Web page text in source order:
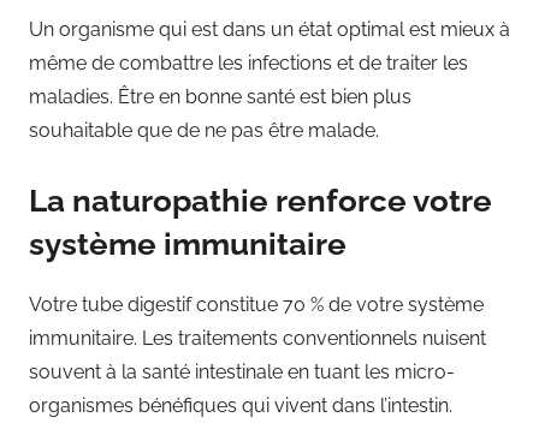
Un organisme qui est dans un état optimal est mieux à
même de combattre les infections et de traiter les
maladies. Être en bonne santé est bien plus
souhaitable que de ne pas être malade.
La naturopathie renforce votre
système immunitaire
Votre tube digestif constitue 70 % de votre système
immunitaire. Les traitements conventionnels nuisent
souvent à la santé intestinale en tuant les micro-
organismes bénéfiques qui vivent dans l’intestin.